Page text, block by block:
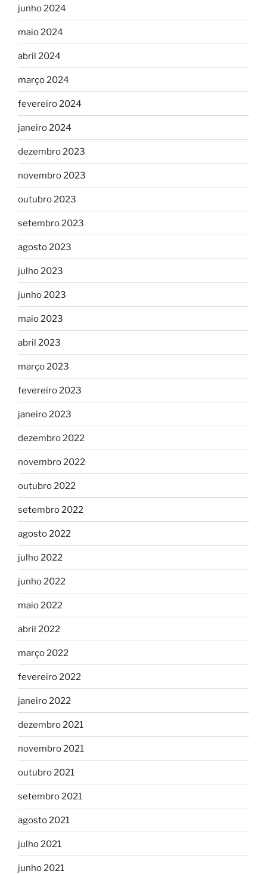
junho 2024
maio 2024
abril 2024
março 2024
fevereiro 2024
janeiro 2024
dezembro 2023
novembro 2023
outubro 2023
setembro 2023
agosto 2023
julho 2023
junho 2023
maio 2023
abril 2023
março 2023
fevereiro 2023
janeiro 2023
dezembro 2022
novembro 2022
outubro 2022
setembro 2022
agosto 2022
julho 2022
junho 2022
maio 2022
abril 2022
março 2022
fevereiro 2022
janeiro 2022
dezembro 2021
novembro 2021
outubro 2021
setembro 2021
agosto 2021
julho 2021
junho 2021